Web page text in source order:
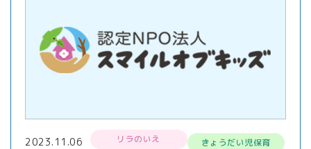
2023.11.06 リラのいえ きょうだい児保育